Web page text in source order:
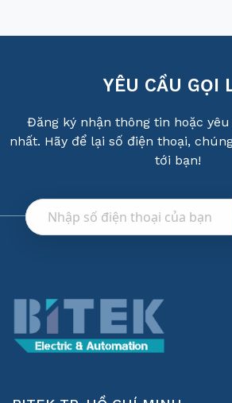
YÊU CẦU GỌI
Đăng ký nhận thông tin hoặc
nhất. Hãy để lại số điện thoại,
tới bạn!